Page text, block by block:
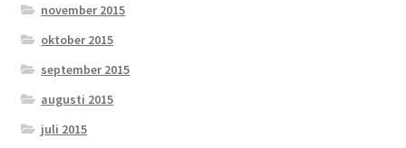
november 2015
oktober 2015
september 2015
augusti 2015
juli 2015